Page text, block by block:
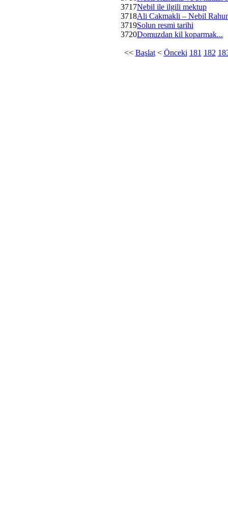
3717Nebil ile ilgili mektup
3718Ali Cakmakli – Nebil
3719Solun resmi tarihi
3720Domuzdan kil koparmak...
<< Başlat< Önceki 181 182